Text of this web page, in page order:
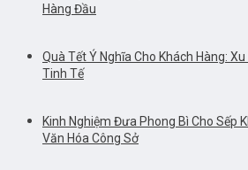
Hàng Đầu
Quà Tết Ý Nghĩa Cho Khách Hàng:
Tinh Tế
Kinh Nghiệm Đưa Phong Bì Cho Sếp
Văn Hóa Công Sở